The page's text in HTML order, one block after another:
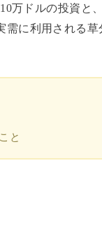
万ドルの投資と
需に利用される
と